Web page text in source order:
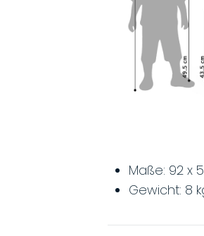
Maße: 92 x
Gewicht: 8
Produkt der Woche mit
Rabatt
Balancewippe/Rocker Schaukel
Normaler
Preis
€75,00
MEHR ERFAHREN